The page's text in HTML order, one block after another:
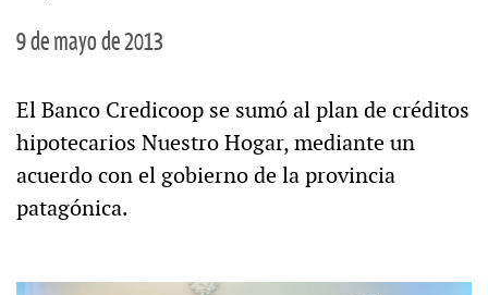
9 de mayo de 2013
El Banco Credicoop se sumó al plan de créditos
hipotecarios Nuestro Hogar, mediante un
acuerdo con el gobierno de la provincia
patagónica.